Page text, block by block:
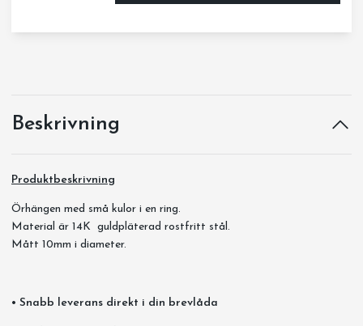
Beskrivning
Produktbeskrivning
Örhängen med små kulor i en ring.
Material är 14K guldpläterad rostfritt stål.
Mått 10mm i diameter.
• Snabb leverans direkt i din brevlåda